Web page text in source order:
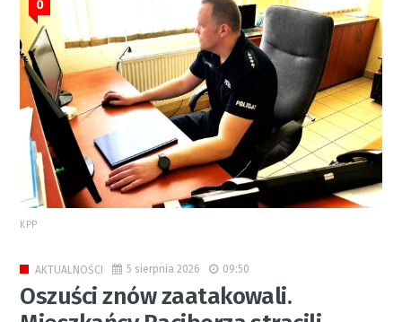
0
KPP
AKTUALNOŚCI 5 sierpnia 2026 09:50
Oszuści znów zaatakowali.